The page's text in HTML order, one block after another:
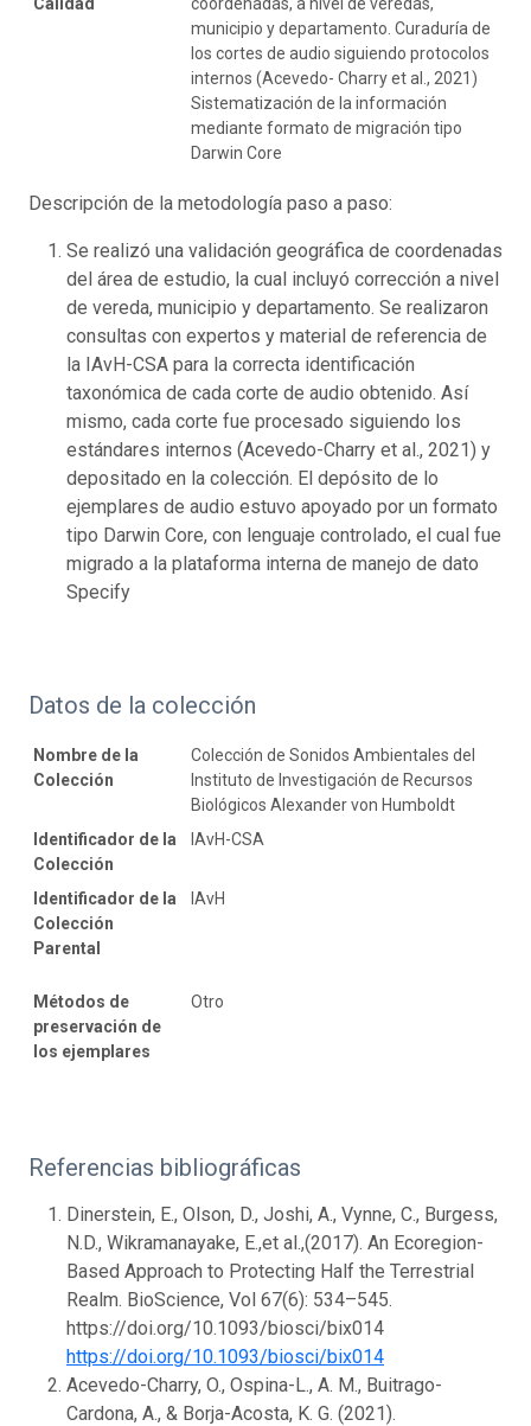
municipio y departamento. Curaduría de
los cortes de audio siguiendo protocolos
internos (Acevedo- Charry et al., 2021)
Sistematización de la información
mediante formato de migración tipo
Darwin Core
Descripción de la metodología paso a paso:
Se realizó una validación geográfica de coordenadas
del área de estudio, la cual incluyó corrección a nivel
de vereda, municipio y departamento. Se realizaron
consultas con expertos y material de referencia de
la IAvH-CSA para la correcta identificación
taxonómica de cada corte de audio obtenido. Así
mismo, cada corte fue procesado siguiendo los
estándares internos (Acevedo-Charry et al., 2021) y
depositado en la colección. El depósito de lo
ejemplares de audio estuvo apoyado por un formato
tipo Darwin Core, con lenguaje controlado, el cual fue
migrado a la plataforma interna de manejo de dato
Specify
Datos de la colección
Nombre de la
Colección
Colección de Sonidos Ambientales del
Instituto de Investigación de Recursos
Biológicos Alexander von Humboldt
Identificador de la
Colección
IAvH-CSA
Identificador de la
Colección
Parental
IAvH
Métodos de
preservación de
los ejemplares
Otro
Referencias bibliográficas
Dinerstein, E., Olson, D., Joshi, A., Vynne, C., Burgess,
N.D., Wikramanayake, E.,et al.,(2017). An Ecoregion-
Based Approach to Protecting Half the Terrestrial
Realm. BioScience, Vol 67(6): 534–545.
https://doi.org/10.1093/biosci/bix014
https://doi.org/10.1093/biosci/bix014
Acevedo-Charry, O., Ospina-L., A. M., Buitrago-
Cardona, A., & Borja-Acosta, K. G. (2021).